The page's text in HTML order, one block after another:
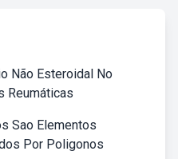
Não Esteroidal No
Reumáticas
Sao Elementos
Por Poligonos